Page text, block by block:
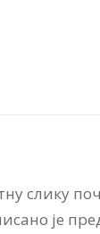
слику
је